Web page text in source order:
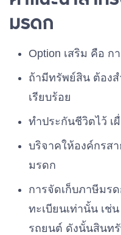
มรดก
Option เสริม คือ ก
ถ้ามีทรัพย์สิน ต้อง
เรียบร้อย
ทำประกันชีวิตไว้ เ
บริจาคให้องค์กรส
มรดก
การจัดเก็บภาษีมร
ทะเบียนเท่านั้น เช่
รถยนต์ ดังนั้นสินท